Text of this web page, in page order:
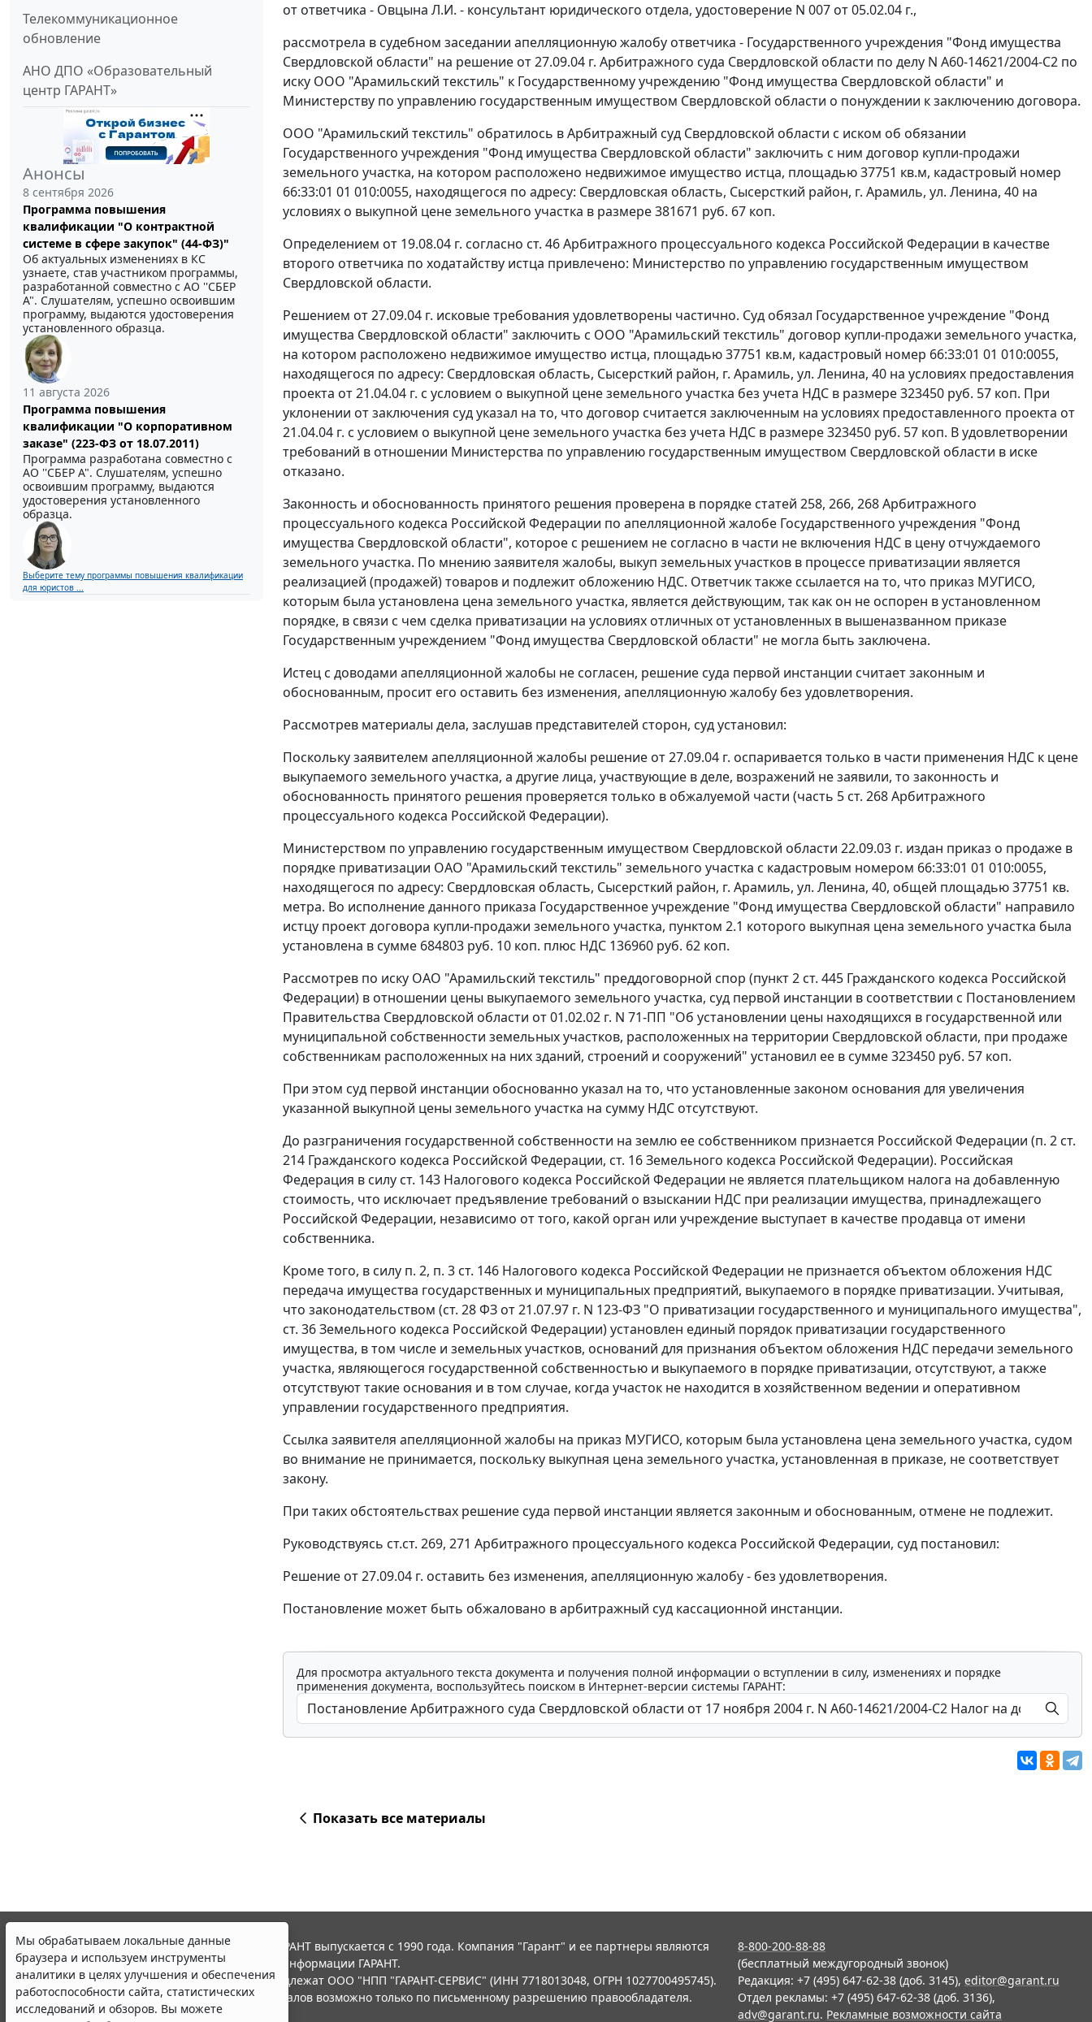
Телекоммуникационное
обновление
АНО ДПО «Образовательный
центр ГАРАНТ»
Анонсы
8 сентября 2026
Программа повышения
квалификации "О контрактной
системе в сфере закупок" (44-ФЗ)"
Об актуальных изменениях в КС
узнаете, став участником программы,
разработанной совместно с АО ''СБЕР
А". Слушателям, успешно освоившим
программу, выдаются удостоверения
установленного образца.
11 августа 2026
Программа повышения
квалификации "О корпоративном
заказе" (223-ФЗ от 18.07.2011)
Программа разработана совместно с
АО ''СБЕР А". Слушателям, успешно
освоившим программу, выдаются
удостоверения установленного
образца.
Выберите тему программы повышения квалификации
для юристов ...
от ответчика - Овцына Л.И. - консультант юридического отдела, удостоверение N 007 от 05.02.04 г.,
рассмотрела в судебном заседании апелляционную жалобу ответчика - Государственного учреждения "Фонд имущества
Свердловской области" на решение от 27.09.04 г. Арбитражного суда Свердловской области по делу N А60-14621/2004-С2 по
иску ООО "Арамильский текстиль" к Государственному учреждению "Фонд имущества Свердловской области" и
Министерству по управлению государственным имуществом Свердловской области о понуждении к заключению договора.
ООО "Арамильский текстиль" обратилось в Арбитражный суд Свердловской области с иском об обязании
Государственного учреждения "Фонд имущества Свердловской области" заключить с ним договор купли-продажи
земельного участка, на котором расположено недвижимое имущество истца, площадью 37751 кв.м, кадастровый номер
66:33:01 01 010:0055, находящегося по адресу: Свердловская область, Сысерсткий район, г. Арамиль, ул. Ленина, 40 на
условиях о выкупной цене земельного участка в размере 381671 руб. 67 коп.
Определением от 19.08.04 г. согласно ст. 46Арбитражного процессуального кодекса Российской Федерации в качестве
второго ответчика по ходатайству истца привлечено: Министерство по управлению государственным имуществом
Свердловской области.
Решением от 27.09.04 г. исковые требования удовлетворены частично. Суд обязал Государственное учреждение "Фонд
имущества Свердловской области" заключить с ООО "Арамильский текстиль" договор купли-продажи земельного участка,
на котором расположено недвижимое имущество истца, площадью 37751 кв.м, кадастровый номер 66:33:01 01 010:0055,
находящегося по адресу: Свердловская область, Сысерсткий район, г. Арамиль, ул. Ленина, 40 на условиях предоставления
проекта от 21.04.04 г. с условием о выкупной цене земельного участка без учета НДС в размере 323450 руб. 57 коп. При
уклонении от заключения суд указал на то, что договор считается заключенным на условиях предоставленного проекта от
21.04.04 г. с условием о выкупной цене земельного участка без учета НДС в размере 323450 руб. 57 коп. В удовлетворении
требований в отношении Министерства по управлению государственным имуществом Свердловской области в иске
отказано.
Законность и обоснованность принятого решения проверена в порядке статей 258, 266, 268Арбитражного
процессуального кодекса Российской Федерации по апелляционной жалобе Государственного учреждения "Фонд
имущества Свердловской области", которое с решением не согласно в части не включения НДС в цену отчуждаемого
земельного участка. По мнению заявителя жалобы, выкуп земельных участков в процессе приватизации является
реализацией (продажей) товаров и подлежит обложению НДС. Ответчик также ссылается на то, что приказ МУГИСО,
которым была установлена цена земельного участка, является действующим, так как он не оспорен в установленном
порядке, в связи с чем сделка приватизации на условиях отличных от установленных в вышеназванном приказе
Государственным учреждением "Фонд имущества Свердловской области" не могла быть заключена.
Истец с доводами апелляционной жалобы не согласен, решение суда первой инстанции считает законным и
обоснованным, просит его оставить без изменения, апелляционную жалобу без удовлетворения.
Рассмотрев материалы дела, заслушав представителей сторон, суд установил:
Поскольку заявителем апелляционной жалобы решение от 27.09.04 г. оспаривается только в части применения НДС к цене
выкупаемого земельного участка, а другие лица, участвующие в деле, возражений не заявили, то законность и
обоснованность принятого решения проверяется только в обжалуемой части (часть 5 ст. 268Арбитражного
процессуального кодекса Российской Федерации).
Министерством по управлению государственным имуществом Свердловской области 22.09.03 г. издан приказ о продаже в
порядке приватизации ОАО "Арамильский текстиль" земельного участка с кадастровым номером 66:33:01 01 010:0055,
находящегося по адресу: Свердловская область, Сысерсткий район, г. Арамиль, ул. Ленина, 40, общей площадью 37751 кв.
метра. Во исполнение данного приказа Государственное учреждение "Фонд имущества Свердловской области" направило
истцу проект договора купли-продажи земельного участка, пунктом 2.1 которого выкупная цена земельного участка была
установлена в сумме 684803 руб. 10 коп. плюс НДС 136960 руб. 62 коп.
Рассмотрев по иску ОАО "Арамильский текстиль" преддоговорной спор (пункт 2 ст. 445 Гражданского кодекса Российской
Федерации) в отношении цены выкупаемого земельного участка, суд первой инстанции в соответствии с Постановлением
Правительства Свердловской области от 01.02.02 г. N 71-ПП "Об установлении цены находящихся в государственной или
муниципальной собственности земельных участков, расположенных на территории Свердловской области, при продаже
собственникам расположенных на них зданий, строений и сооружений" установил ее в сумме 323450 руб. 57 коп.
При этом суд первой инстанции обоснованно указал на то, что установленные законом основания для увеличения
указанной выкупной цены земельного участка на сумму НДС отсутствуют.
До разграничения государственной собственности на землю ее собственником признается Российской Федерации (п. 2 ст.
214 Гражданского кодекса Российской Федерации, ст. 16Земельного кодекса Российской Федерации). Российская
Федерация в силу ст. 143 Налогового кодекса Российской Федерации не является плательщиком налога на добавленную
стоимость, что исключает предъявление требований о взыскании НДС при реализации имущества, принадлежащего
Российской Федерации, независимо от того, какой орган или учреждение выступает в качестве продавца от имени
собственника.
Кроме того, в силу п. 2, п. 3 ст. 146 Налогового кодекса Российской Федерации не признается объектом обложения НДС
передача имущества государственных и муниципальных предприятий, выкупаемого в порядке приватизации. Учитывая,
что законодательством (ст. 28ФЗ от 21.07.97 г. N 123-ФЗ "О приватизации государственного и муниципального имущества",
ст. 36Земельного кодекса Российской Федерации) установлен единый порядок приватизации государственного
имущества, в том числе и земельных участков, оснований для признания объектом обложения НДС передачи земельного
участка, являющегося государственной собственностью и выкупаемого в порядке приватизации, отсутствуют, а также
отсутствуют такие основания и в том случае, когда участок не находится в хозяйственном ведении и оперативном
управлении государственного предприятия.
Ссылка заявителя апелляционной жалобы на приказ МУГИСО, которым была установлена цена земельного участка, судом
во внимание не принимается, поскольку выкупная цена земельного участка, установленная в приказе, не соответствует
закону.
При таких обстоятельствах решение суда первой инстанции является законным и обоснованным, отмене не подлежит.
Руководствуясь ст.ст. 269, 271 Арбитражного процессуального кодекса Российской Федерации, суд постановил:
Решение от 27.09.04 г. оставить без изменения, апелляционную жалобу - без удовлетворения.
Постановление может быть обжаловано в арбитражный суд кассационной инстанции.
Для просмотра актуального текста документа и получения полной информации о вступлении в силу, изменениях и порядке
применения документа, воспользуйтесь поиском в Интернет-версии системы ГАРАНТ:
Показать все материалы
Мы обрабатываем локальные данные
браузера и используем инструменты
аналитики в целях улучшения и обеспечения
работоспособности сайта, статистических
исследований и обзоров. Вы можете
© ООО "НПП "ГАРАНТ-СЕРВИС", 2026. Система ГАРАНТ выпускается с 1990 года. Компания "Гарант" и ее партнеры являются
участниками Российской ассоциации правовой информации ГАРАНТ.
Все права на материалы сайта ГАРАНТ.РУ принадлежат ООО "НПП "ГАРАНТ-СЕРВИС" (ИНН 7718013048, ОГРН 1027700495745).
Полное или частичное воспроизведение материалов возможно только по письменному разрешению правообладателя.
Правила использования портала.
8-800-200-88-88
(бесплатный междугородный звонок)
Редакция: +7 (495) 647-62-38 (доб. 3145), editor@garant.ru
Отдел рекламы: +7 (495) 647-62-38 (доб. 3136),
adv@garant.ru. Рекламные возможности сайта